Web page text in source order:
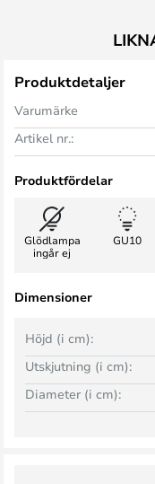
Produktdetaljer
Varumärke
Artikel nr.:
Produktfördelar
Glödlampa
ingår ej
GU10
Dimensioner
Höjd (i cm):
Utskjutning (i cm):
Diameter (i cm):